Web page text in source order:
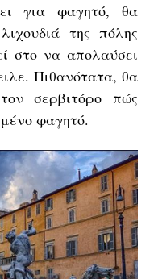
για φαγητό, θα
της πόλης
στο να απολαύσει
Πιθανότατα, θα
σερβιτόρο πώς
φαγητό.